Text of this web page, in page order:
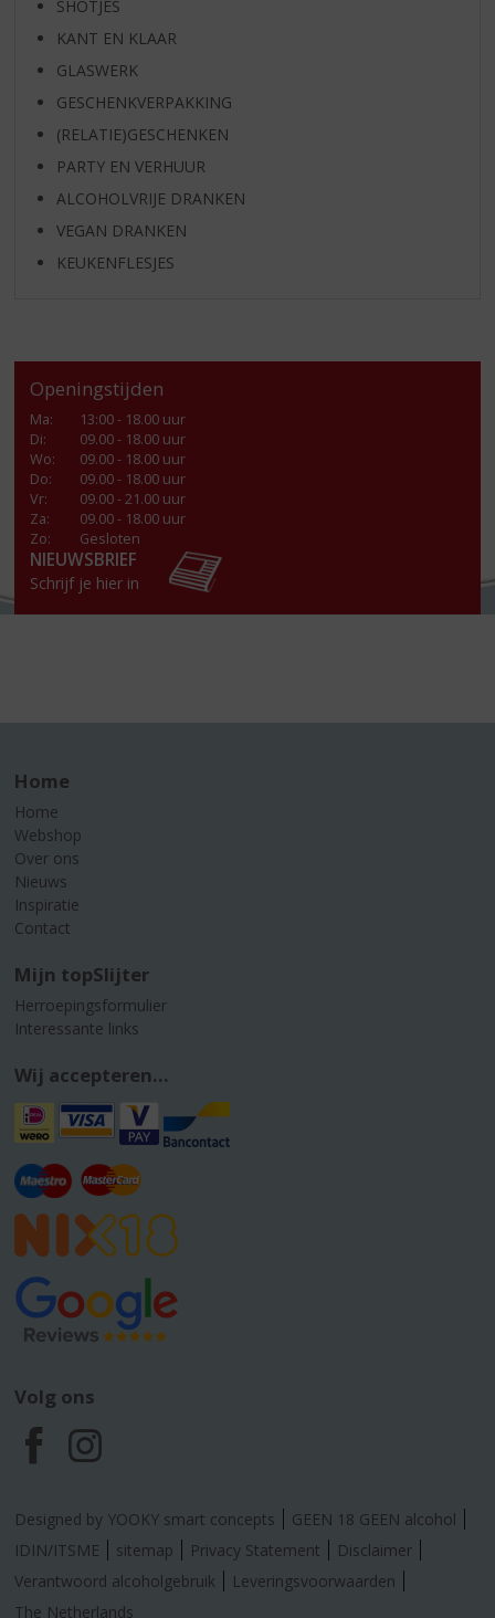
SHOTJES
KANT EN KLAAR
GLASWERK
GESCHENKVERPAKKING
(RELATIE)GESCHENKEN
PARTY EN VERHUUR
ALCOHOLVRIJE DRANKEN
VEGAN DRANKEN
KEUKENFLESJES
Openingstijden
Ma:
13:00 - 18.00 uur
Di:
09.00 - 18.00 uur
Wo:
09.00 - 18.00 uur
Do:
09.00 - 18.00 uur
Vr:
09.00 - 21.00 uur
Za:
09.00 - 18.00 uur
Zo:
Gesloten
NIEUWSBRIEF
Schrijf je hier in
Home
Home
Webshop
Over ons
Nieuws
Inspiratie
Contact
Mijn topSlijter
Herroepingsformulier
Interessante links
Wij accepteren...
Volg ons
F
a
c
I
n
s
Designed by YOOKY smart concepts
GEEN 18 GEEN alcohol
IDIN/ITSME
sitemap Privacy Statement
Disclaimer
Verantwoord alcoholgebruik
Leveringsvoorwaarden
The Netherlands